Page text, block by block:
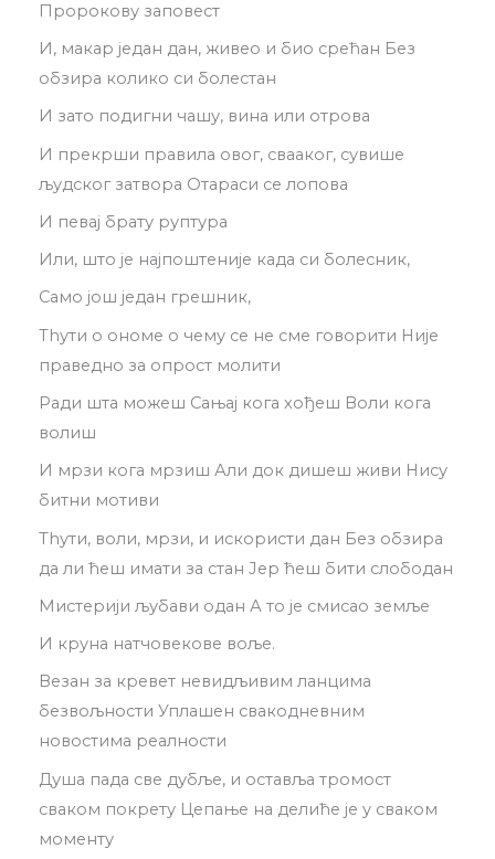
Пророкову заповест
И, макар један дан, живео и био срећан Без
обзира колико си болестан
И зато подигни чашу, вина или отрова
И прекрши правила овог, свааког, сувише
људског затвора Отараси се лопова
И певај брату руптура
Или, што је најпоштеније када си болесник,
Само још један грешник,
Thути о ономе о чему се не сме говорити Није
праведно за опрост молити
Ради шта можеш Сањај кога хођеш Воли кога
волиш
И мрзи кога мрзиш Али док дишеш живи Нису
битни мотиви
Thути, воли, мрзи, и искористи дан Без обзира
да ли ћеш имати за стан Јер ћеш бити слободан
Мистерији љубави одан А то је смисао земље
И круна натчовекове воље.
Везан за кревет невидљивим ланцима
безвољности Уплашен свакодневним
новостима реалности
Душа пада све дубље, и оставља тромост
сваком покрету Цепање на делиће је у сваком
моменту